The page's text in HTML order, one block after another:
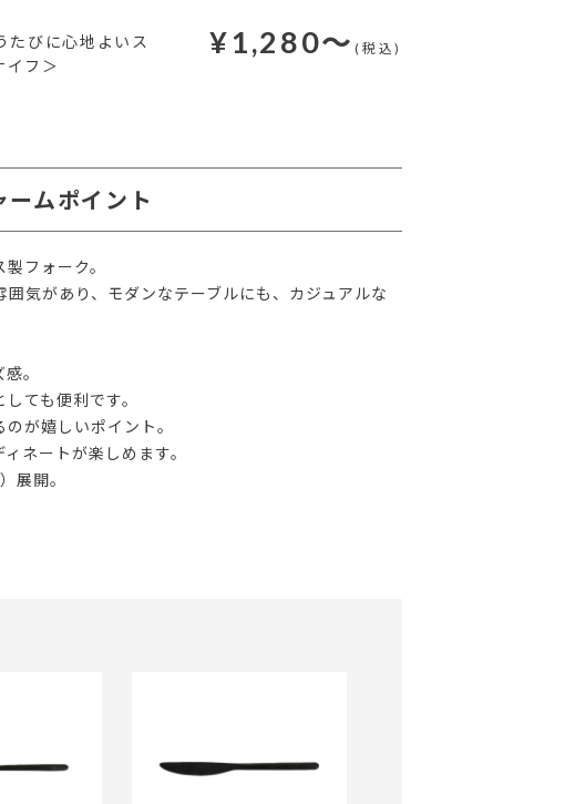
たびに心地よいス
イフ＞
¥1,280～(税込)
ームポイント
フォーク。
気があり、モダンなテーブルにも、カジュアルな
。
ても便利です。
が嬉しいポイント。
ネートが楽しめます。
展開。